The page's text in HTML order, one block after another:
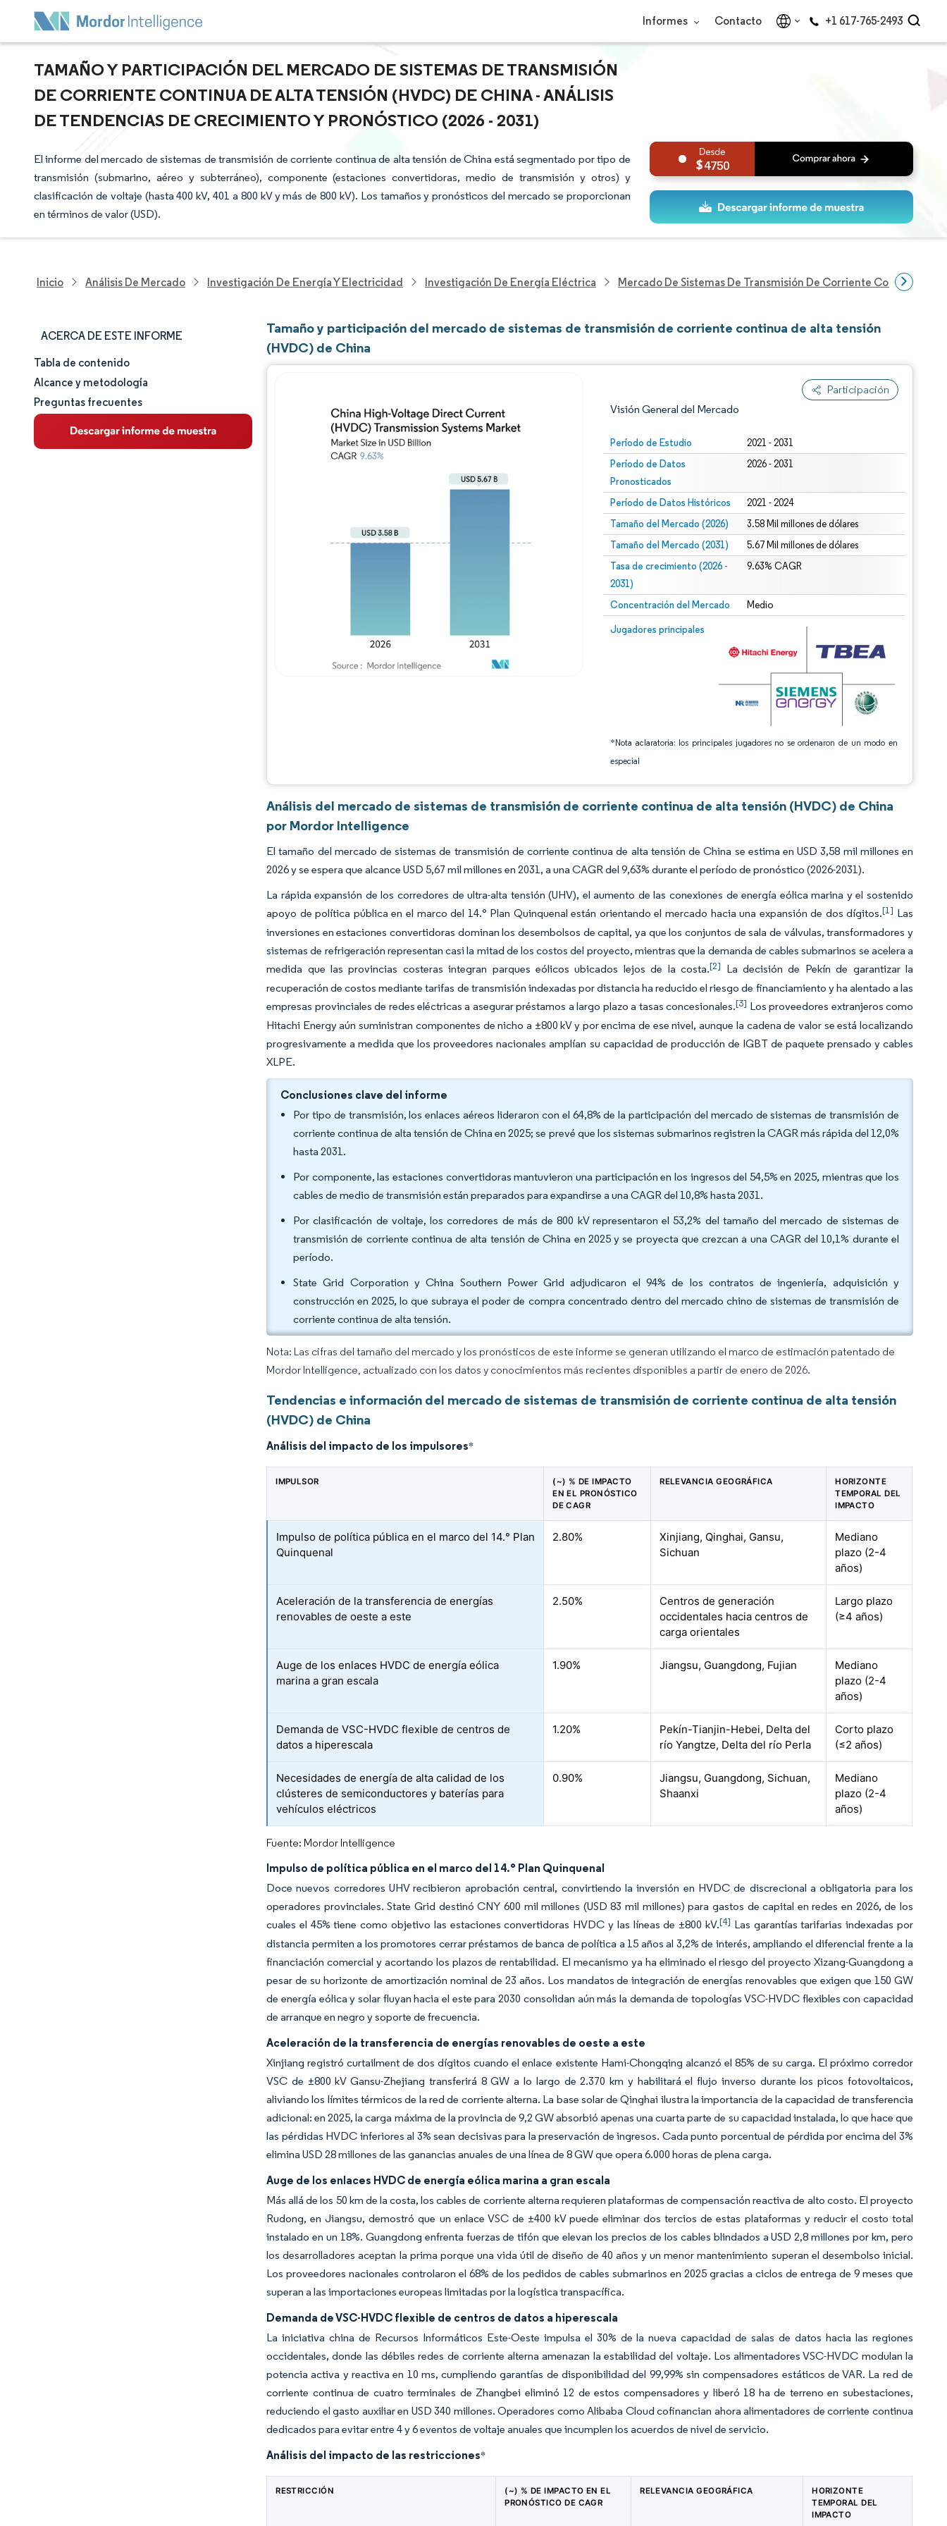
Informes Contacto +1 617-765-2493
TAMAÑO Y PARTICIPACIÓN DEL MERCADO DE SISTEMAS DE TRANSMISIÓN
DE CORRIENTE CONTINUA DE ALTA TENSIÓN (HVDC) DE CHINA - ANÁLISIS
DE TENDENCIAS DE CRECIMIENTO Y PRONÓSTICO (2026 - 2031)
El informe del mercado de sistemas de transmisión de corriente continua de alta tensión de China está segmentado por tipo de
transmisión (submarino, aéreo y subterráneo), componente (estaciones convertidoras, medio de transmisión y otros) y
clasificación de voltaje (hasta 400 kV, 401 a 800 kV y más de 800 kV). Los tamaños y pronósticos del mercado se proporcionan
en términos de valor (USD).
4750
Inicio Análisis De Mercado Investigación De Energía Y Electricidad Investigación De Energía Eléctrica Mercado De Sistemas De Transmisión De Corriente Continua De
ACERCA DE ESTE INFORME
Tamaño y cuota de mercado
Análisis de mercado
Tendencias e ideas
Tabla de contenido
Alcance y metodología
Preguntas frecuentes
Tamaño y participación del mercado de sistemas de transmisión de corriente continua de alta tensión
(HVDC) de China
Participación
Visión General del Mercado
Período de Estudio 2021 - 2031
Período de Datos
Pronosticados
2026 - 2031
Período de Datos Históricos 2021 - 2024
Tamaño del Mercado (2026) 3.58 Mil millones de dólares
Tamaño del Mercado (2031) 5.67 Mil millones de dólares
Tasa de crecimiento (2026 -
2031)
9.63% CAGR
Concentración del Mercado Medio
Jugadores principales
*Nota aclaratoria: los principales jugadores no se ordenaron de un modo en
especial
Imagen © Mordor Intelligence. El uso requiere atribución según CC BY 4.0.
Imagen © Mordor Intelligence. El uso requiere atribución según CC BY 4.0.
Análisis del mercado de sistemas de transmisión de corriente continua de alta tensión (HVDC) de China
por Mordor Intelligence
El tamaño del mercado de sistemas de transmisión de corriente continua de alta tensión de China se estima en USD 3,58 mil millones en
2026 y se espera que alcance USD 5,67 mil millones en 2031, a una CAGR del 9,63% durante el período de pronóstico (2026-2031).
La rápida expansión de los corredores de ultra-alta tensión (UHV), el aumento de las conexiones de energía eólica marina y el sostenido
apoyo de política pública en el marco del 14.° Plan Quinquenal están orientando el mercado hacia una expansión de dos dígitos.[1] Las
inversiones en estaciones convertidoras dominan los desembolsos de capital, ya que los conjuntos de sala de válvulas, transformadores y
sistemas de refrigeración representan casi la mitad de los costos del proyecto, mientras que la demanda de cables submarinos se acelera a
medida que las provincias costeras integran parques eólicos ubicados lejos de la costa.[2] La decisión de Pekín de garantizar la
recuperación de costos mediante tarifas de transmisión indexadas por distancia ha reducido el riesgo de financiamiento y ha alentado a las
empresas provinciales de redes eléctricas a asegurar préstamos a largo plazo a tasas concesionales.[3] Los proveedores extranjeros como
Hitachi Energy aún suministran componentes de nicho a ±800 kV y por encima de ese nivel, aunque la cadena de valor se está localizando
progresivamente a medida que los proveedores nacionales amplían su capacidad de producción de IGBT de paquete prensado y cables
XLPE.
Conclusiones clave del informe
Por tipo de transmisión, los enlaces aéreos lideraron con el 64,8% de la participación del mercado de sistemas de transmisión de
corriente continua de alta tensión de China en 2025; se prevé que los sistemas submarinos registren la CAGR más rápida del 12,0%
hasta 2031.
Por componente, las estaciones convertidoras mantuvieron una participación en los ingresos del 54,5% en 2025, mientras que los
cables de medio de transmisión están preparados para expandirse a una CAGR del 10,8% hasta 2031.
Por clasificación de voltaje, los corredores de más de 800 kV representaron el 53,2% del tamaño del mercado de sistemas de
transmisión de corriente continua de alta tensión de China en 2025 y se proyecta que crezcan a una CAGR del 10,1% durante el
período.
State Grid Corporation y China Southern Power Grid adjudicaron el 94% de los contratos de ingeniería, adquisición y
construcción en 2025, lo que subraya el poder de compra concentrado dentro del mercado chino de sistemas de transmisión de
corriente continua de alta tensión.
Nota: Las cifras del tamaño del mercado y los pronósticos de este informe se generan utilizando el marco de estimación patentado de
Mordor Intelligence, actualizado con los datos y conocimientos más recientes disponibles a partir de enero de 2026.
Tendencias e información del mercado de sistemas de transmisión de corriente continua de alta tensión
(HVDC) de China
Análisis del impacto de los impulsores*
IMPULSOR
(~) % DE IMPACTO
EN EL PRONÓSTICO
DE CAGR
RELEVANCIA GEOGRÁFICA
HORIZONTE
TEMPORAL DEL
IMPACTO
Impulso de política pública en el marco del 14.° Plan
Quinquenal
2.80%
Xinjiang, Qinghai, Gansu,
Sichuan
Mediano
plazo (2-4
años)
Aceleración de la transferencia de energías
renovables de oeste a este
2.50%
Centros de generación
occidentales hacia centros de
carga orientales
Largo plazo
(≥4 años)
Auge de los enlaces HVDC de energía eólica
marina a gran escala
1.90% Jiangsu, Guangdong, Fujian
Mediano
plazo (2-4
años)
Demanda de VSC-HVDC flexible de centros de
datos a hiperescala
1.20%
Pekín-Tianjin-Hebei, Delta del
río Yangtze, Delta del río Perla
Corto plazo
(≤2 años)
Necesidades de energía de alta calidad de los
clústeres de semiconductores y baterías para
vehículos eléctricos
0.90%
Jiangsu, Guangdong, Sichuan,
Shaanxi
Mediano
plazo (2-4
años)
Fuente: Mordor Intelligence
Impulso de política pública en el marco del 14.° Plan Quinquenal
Doce nuevos corredores UHV recibieron aprobación central, convirtiendo la inversión en HVDC de discrecional a obligatoria para los
operadores provinciales. State Grid destinó CNY 600 mil millones (USD 83 mil millones) para gastos de capital en redes en 2026, de los
cuales el 45% tiene como objetivo las estaciones convertidoras HVDC y las líneas de ±800 kV.[4] Las garantías tarifarias indexadas por
distancia permiten a los promotores cerrar préstamos de banca de política a 15 años al 3,2% de interés, ampliando el diferencial frente a la
financiación comercial y acortando los plazos de rentabilidad. El mecanismo ya ha eliminado el riesgo del proyecto Xizang-Guangdong a
pesar de su horizonte de amortización nominal de 23 años. Los mandatos de integración de energías renovables que exigen que 150 GW
de energía eólica y solar fluyan hacia el este para 2030 consolidan aún más la demanda de topologías VSC-HVDC flexibles con capacidad
de arranque en negro y soporte de frecuencia.
Aceleración de la transferencia de energías renovables de oeste a este
Xinjiang registró curtailment de dos dígitos cuando el enlace existente Hami-Chongqing alcanzó el 85% de su carga. El próximo corredor
VSC de ±800 kV Gansu-Zhejiang transferirá 8 GW a lo largo de 2.370 km y habilitará el flujo inverso durante los picos fotovoltaicos,
aliviando los límites térmicos de la red de corriente alterna. La base solar de Qinghai ilustra la importancia de la capacidad de transferencia
adicional: en 2025, la carga máxima de la provincia de 9,2 GW absorbió apenas una cuarta parte de su capacidad instalada, lo que hace que
las pérdidas HVDC inferiores al 3% sean decisivas para la preservación de ingresos. Cada punto porcentual de pérdida por encima del 3%
elimina USD 28 millones de las ganancias anuales de una línea de 8 GW que opera 6.000 horas de plena carga.
Auge de los enlaces HVDC de energía eólica marina a gran escala
Más allá de los 50 km de la costa, los cables de corriente alterna requieren plataformas de compensación reactiva de alto costo. El proyecto
Rudong, en Jiangsu, demostró que un enlace VSC de ±400 kV puede eliminar dos tercios de estas plataformas y reducir el costo total
instalado en un 18%. Guangdong enfrenta fuerzas de tifón que elevan los precios de los cables blindados a USD 2,8 millones por km, pero
los desarrolladores aceptan la prima porque una vida útil de diseño de 40 años y un menor mantenimiento superan el desembolso inicial.
Los proveedores nacionales controlaron el 68% de los pedidos de cables submarinos en 2025 gracias a ciclos de entrega de 9 meses que
superan a las importaciones europeas limitadas por la logística transpacífica.
Demanda de VSC-HVDC flexible de centros de datos a hiperescala
La iniciativa china de Recursos Informáticos Este-Oeste impulsa el 30% de la nueva capacidad de salas de datos hacia las regiones
occidentales, donde las débiles redes de corriente alterna amenazan la estabilidad del voltaje. Los alimentadores VSC-HVDC modulan la
potencia activa y reactiva en 10 ms, cumpliendo garantías de disponibilidad del 99,99% sin compensadores estáticos de VAR. La red de
corriente continua de cuatro terminales de Zhangbei eliminó 12 de estos compensadores y liberó 18 ha de terreno en subestaciones,
reduciendo el gasto auxiliar en USD 340 millones. Operadores como Alibaba Cloud cofinancian ahora alimentadores de corriente continua
dedicados para evitar entre 4 y 6 eventos de voltaje anuales que incumplen los acuerdos de nivel de servicio.
Análisis del impacto de las restricciones*
RESTRICCIÓN
(~) % DE IMPACTO EN EL
PRONÓSTICO DE CAGR
RELEVANCIA GEOGRÁFICA
HORIZONTE
TEMPORAL DEL
IMPACTO